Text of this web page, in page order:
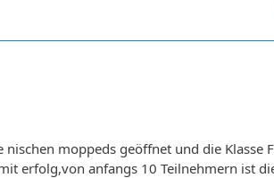
moppeds geöffnet und die Klasse
erfolg,von anfangs 10 Teilnehmern ist